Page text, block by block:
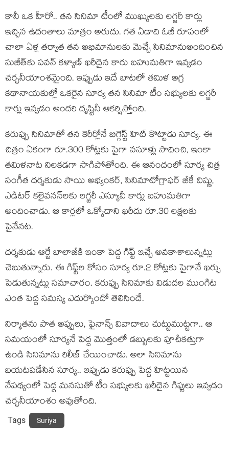
కానీ ఒక హీరో.. త‌న సినిమా టీంలో ముఖ్యుల‌కు ల‌గ్జ‌రీ కార్లు
ఇచ్చిన ఉదంతాలు మాత్రం అరుదు. గ‌త ఏడాది ఓజీ రూపంలో
చాలా ఏళ్ల త‌ర్వాత త‌న అభిమానుల‌కు మెచ్చే సినిమానుఅందించిన
సుజీత్‌కు ప‌వ‌న్ క‌ళ్యాణ్ ఖ‌రీదైన కారు బ‌హుమ‌తిగా ఇవ్వ‌డం
చ‌ర్చ‌నీయాంశ‌మైంది. ఇప్పుడు ఇదే బాట‌లో త‌మిళ అగ్ర
క‌థానాయ‌కుల్లో ఒక‌రైన సూర్య త‌న సినిమా టీం స‌భ్యుల‌కు ల‌గ్జ‌రీ
కార్లు ఇవ్వ‌డం అంద‌రి దృష్టినీ ఆక‌ర్షిస్తోంది.
క‌రుప్పు సినిమాతో త‌న కెరీర్లోనే బిగ్గెస్ట్ హిట్ కొట్టాడు సూర్య‌. ఈ
చిత్రం ఏకంగా రూ.300 కోట్ల‌కు పైగా వ‌సూళ్లు సాధించి, ఇంకా
త‌మిళ‌నాట నిల‌క‌డ‌గా సాగిపోతోంది. ఈ ఆనందంలో సూర్య చిత్ర
సంగీత ద‌ర్శ‌కుడు సాయి అభ్యంక‌ర్, సినిమాటోగ్రాఫ‌ర్ జీకే విష్ణు,
ఎడిట‌ర్ క‌లైవ‌న‌న్‌ల‌కు ల‌గ్జ‌రీ ఎస్యూవీ కార్లు బ‌హుమ‌తిగా
అందించాడు. ఆ కార్ల‌లో ఒక్కోదాని ఖ‌రీదు రూ.30 ల‌క్ష‌ల‌కు
పైనేన‌ట‌.
ద‌ర్శ‌కుడు ఆర్జే బాలాజీకి ఇంకా పెద్ద గిఫ్ట్ ఇచ్చే అవ‌కాశాలున్న‌ట్లు
చెబుతున్నారు. ఈ గిఫ్ట్‌ల కోసం సూర్య రూ.2 కోట్ల‌కు పైగానే ఖ‌ర్చు
పెడుతున్న‌ట్లు స‌మాచారం. క‌రుప్పు సినిమాకు విడుద‌ల ముంగిట
ఎంత పెద్ద స‌మ‌స్య ఎదుర్కొందో తెలిసిందే.
నిర్మాత‌ను పాత అప్పులు, ఫైనాన్స్ వివాదాలు చుట్టుముట్ట‌గా.. ఆ
స‌మ‌యంలో సూర్య‌నే పెద్ద మొత్తంలో డ‌బ్బుల‌కు పూచీక‌త్తుగా
ఉండి సినిమాను రిలీజ్ చేయించాడు. అలా సినిమాను
బ‌య‌ట‌ప‌డేసిన సూర్య‌.. ఇప్పుడు క‌రుప్పు పెద్ద హిట్ట‌యిన
నేప‌థ్యంలో పెద్ద మ‌న‌సుతో టీం స‌భ్యుల‌కు ఖ‌రీదైన గిఫ్టులు ఇవ్వ‌డం
చ‌ర్చ‌నీయాంశం అవుతోంది.
Tags Suriya